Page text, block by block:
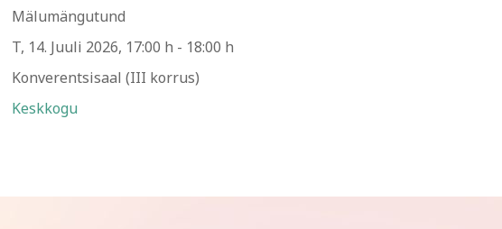
Mälumängutund
T, 14. Juuli 2026, 17:00 h - 18:00 h
Konverentsisaal (III korrus)
Keskkogu